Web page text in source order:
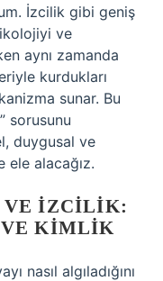
İzcilik gibi geniş
ve
aynı zamanda
kurdukları
sunar. Bu
sorusunu
duygusal ve
alacağız.
VE İZCILIK:
KIMLIK
nasıl algıladığını